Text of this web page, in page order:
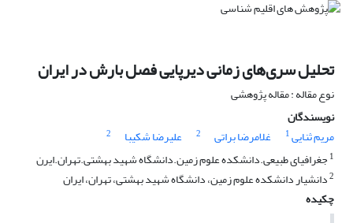
تحلیل سری‌های زمانی دیرپایی فصل بارش در ایران
نوع مقاله : مقاله پژوهشی
نویسندگان
مریم ثنایی1 غلامرضا براتی 2 علیرضا شکیبا
2
1 جغرافیای طبیعی.دانشکده علوم زمین.دانشگاه شهید بهشتی.تهران.ایرن
2دانشیار دانشکده علوم زمین، دانشگاه شهید بهشتی، تهران، ایران
چکیده